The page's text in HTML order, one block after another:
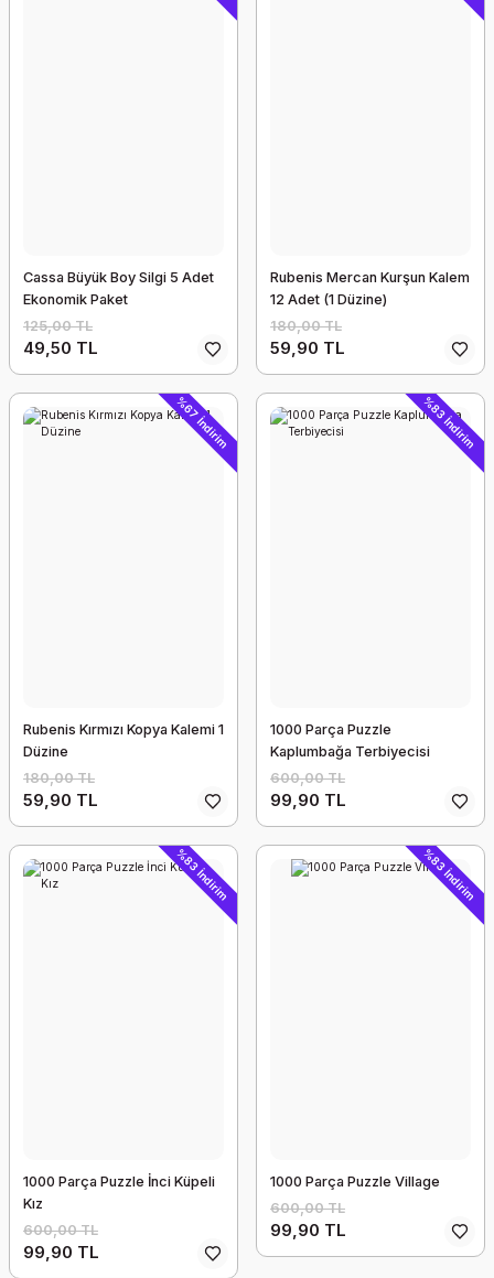
Cassa Büyük Boy Silgi 5 Adet
Ekonomik Paket
125,00 TL
49,50 TL
Rubenis Mercan Kurşun Kalem
12 Adet (1 Düzine)
180,00 TL
59,90 TL
%67 İndirim
Rubenis Kırmızı Kopya Kalemi 1
Düzine
180,00 TL
59,90 TL
%83 İndirim
1000 Parça Puzzle
Kaplumbağa Terbiyecisi
600,00 TL
99,90 TL
%83 İndirim
1000 Parça Puzzle İnci Küpeli
Kız
600,00 TL
99,90 TL
%83 İndirim
1000 Parça Puzzle Village
600,00 TL
99,90 TL